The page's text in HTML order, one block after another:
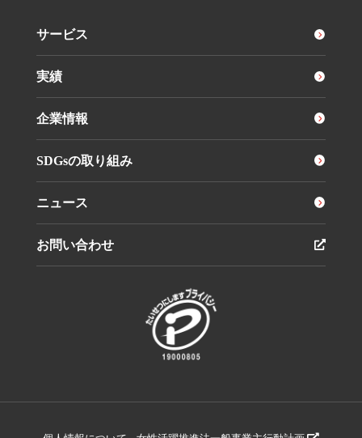
サービス
実績
企業情報
SDGsの取り組み
ニュース
お問い合わせ